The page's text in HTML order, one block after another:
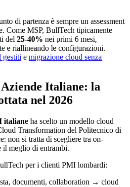
di partenza è sempre un assessment
Come MSP, BullTech tipicamente
del 25-40% nei primi 6 mesi,
e riallineando le configurazioni.
gestiti e migrazione cloud senza
Italiane: la
nel 2026
italiane ha scelto un modello cloud
Transformation del Politecnico di
non si tratta di scegliere tra on-
il meglio di entrambi.
per i clienti PMI lombardi:
documenti, collaboration → cloud